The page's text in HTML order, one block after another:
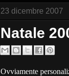
23 dicembre 2007
Natale
Ovviamente